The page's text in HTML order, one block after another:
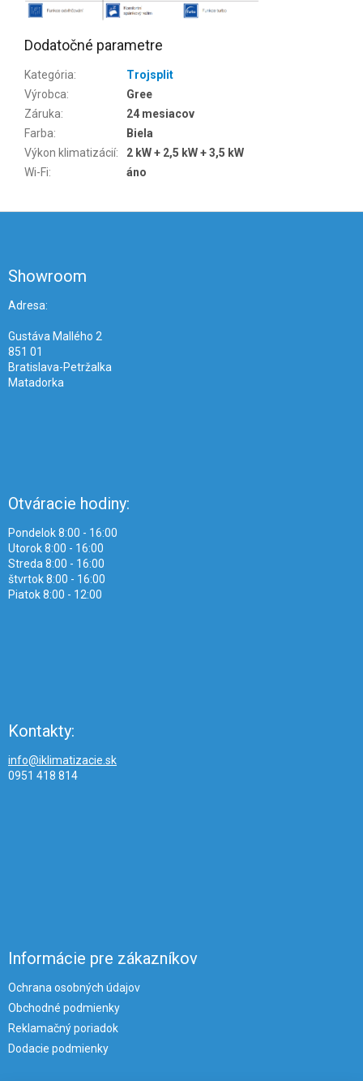
Dodatočné parametre
Kategória:
Trojsplit
Výrobca:
Gree
Záruka:
24 mesiacov
Farba:
Biela
Výkon klimatizácií:
2 kW + 2,5 kW + 3,5 kW
Wi-Fi: áno
Showroom
Adresa:
Gustáva Mallého 2
851 01
Bratislava-Petržalka
Matadorka
Otváracie hodiny:
Pondelok 8:00 - 16:00
Utorok 8:00 - 16:00
Streda 8:00 - 16:00
štvrtok 8:00 - 16:00
Piatok 8:00 - 12:00
Kontakty:
info@iklimatizacie.sk
0951 418 814
Informácie pre zákazníkov
Ochrana osobných údajov
Obchodné podmienky
Reklamačný poriadok
Dodacie podmienky